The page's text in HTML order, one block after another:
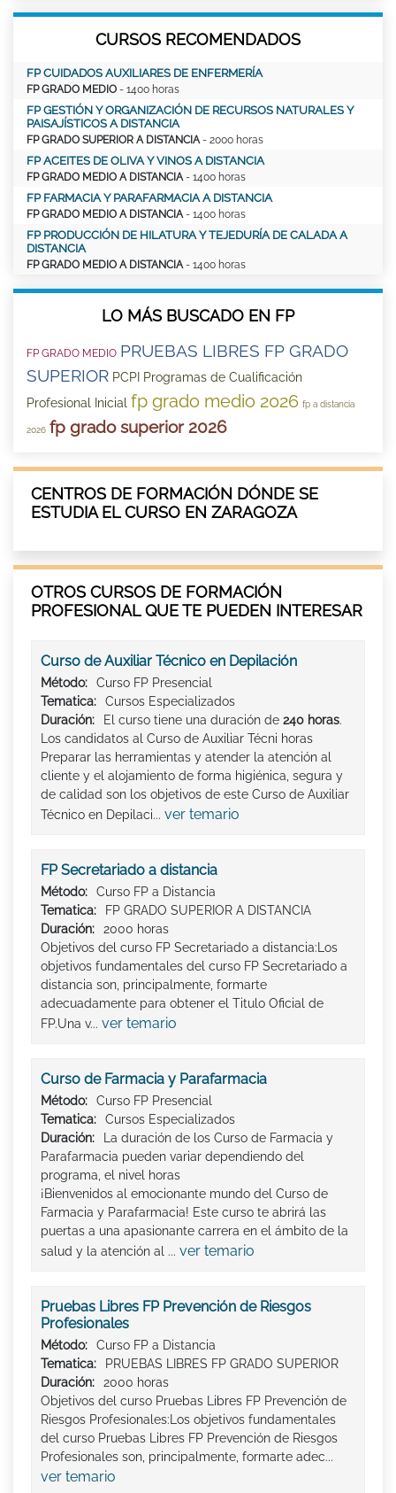
CURSOS RECOMENDADOS
FP CUIDADOS AUXILIARES DE ENFERMERÍA
FP GRADO MEDIO - 1400 horas
FP GESTIÓN Y ORGANIZACIÓN DE RECURSOS NATURALES Y
PAISAJÍSTICOS A DISTANCIA
FP GRADO SUPERIOR A DISTANCIA - 2000 horas
FP ACEITES DE OLIVA Y VINOS A DISTANCIA
FP GRADO MEDIO A DISTANCIA - 1400 horas
FP FARMACIA Y PARAFARMACIA A DISTANCIA
FP GRADO MEDIO A DISTANCIA - 1400 horas
FP PRODUCCIÓN DE HILATURA Y TEJEDURÍA DE CALADA A
DISTANCIA
FP GRADO MEDIO A DISTANCIA - 1400 horas
LO MÁS BUSCADO EN FP
FP GRADO MEDIO PRUEBAS LIBRES FP GRADO
SUPERIOR PCPI Programas de Cualificación
Profesional Inicial fp grado medio 2026 fp a distancia
2026 fp grado superior 2026
CENTROS DE FORMACIÓN DÓNDE SE
ESTUDIA EL CURSO EN ZARAGOZA
OTROS CURSOS DE FORMACIÓN
PROFESIONAL QUE TE PUEDEN INTERESAR
Curso de Auxiliar Técnico en Depilación
Método:
Curso FP Presencial
Tematica:
Cursos Especializados
Duración:
El curso tiene una duración de 240 horas.
Los candidatos al Curso de Auxiliar Técni horas
Preparar las herramientas y atender la atención al
cliente y el alojamiento de forma higiénica, segura y
de calidad son los objetivos de este Curso de Auxiliar
Técnico en Depilaci... ver temario
FP Secretariado a distancia
Método:
Curso FP a Distancia
Tematica:
FP GRADO SUPERIOR A DISTANCIA
Duración:
2000 horas
Objetivos del curso FP Secretariado a distancia:Los
objetivos fundamentales del curso FP Secretariado a
distancia son, principalmente, formarte
adecuadamente para obtener el Titulo Oficial de
FP.Una v... ver temario
Curso de Farmacia y Parafarmacia
Método:
Curso FP Presencial
Tematica:
Cursos Especializados
Duración:
La duración de los Curso de Farmacia y
Parafarmacia pueden variar dependiendo del
programa, el nivel horas
¡Bienvenidos al emocionante mundo del Curso de
Farmacia y Parafarmacia! Este curso te abrirá las
puertas a una apasionante carrera en el ámbito de la
salud y la atención al ... ver temario
Pruebas Libres FP Prevención de Riesgos
Profesionales
Método:
Curso FP a Distancia
Tematica:
PRUEBAS LIBRES FP GRADO SUPERIOR
Duración:
2000 horas
Objetivos del curso Pruebas Libres FP Prevención de
Riesgos Profesionales:Los objetivos fundamentales
del curso Pruebas Libres FP Prevención de Riesgos
Profesionales son, principalmente, formarte adec...
ver temario